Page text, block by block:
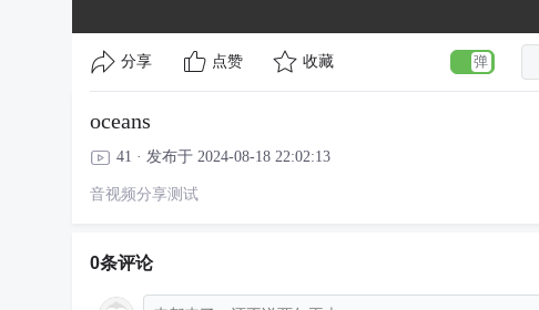
分享 点赞 收藏
oceans
41 · 发布于 2024-08-18 22:02:13
音视频分享测试
0条评论